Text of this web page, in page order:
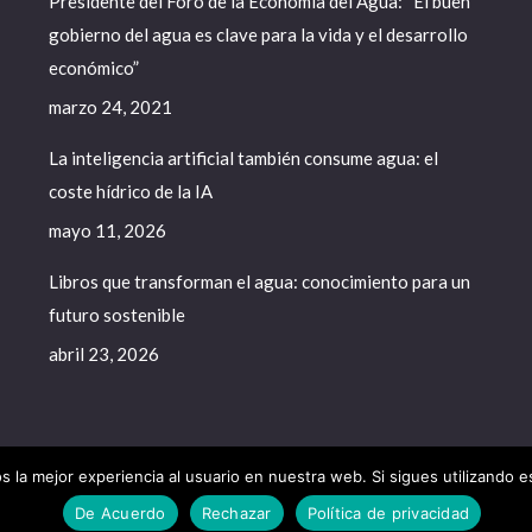
gobierno del agua es clave para la vida y el desarrollo
económico”
marzo 24, 2021
La inteligencia artificial también consume agua: el
coste hídrico de la IA
mayo 11, 2026
Libros que transforman el agua: conocimiento para un
futuro sostenible
abril 23, 2026
del Agua - 2020. All rights reserved.
la mejor experiencia al usuario en nuestra web. Si sigues utilizando
De Acuerdo
Rechazar Política de privacidad